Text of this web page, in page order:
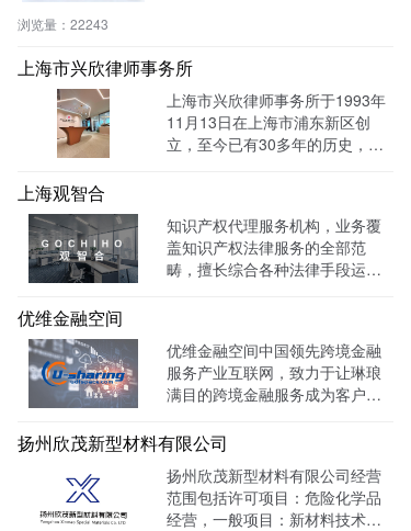
浏览量： 22243
上海市兴欣律师事务所
上海市兴欣律师事务所于1993年
11月13日在上海市浦东新区创
立，至今已有30多年的历史，致
上海观智合
知识产权代理服务机构，业务覆
盖知识产权法律服务的全部范
畴，擅长综合各种法律手段运作
借高效的信息收集网络，和多样
化的保护手段，致力于服务专
利、商标、版权、保护及诉讼等
优维金融空间
优维金融空间中国领先跨境金融
服务产业互联网，致力于让琳琅
满目的跨境金融服务成为客户触
量达 139128W+
扬州欣茂新型材料有限公司
扬州欣茂新型材料有限公司经营
范围包括许可项目：危险化学品
经营，一般项目：新材料技术研